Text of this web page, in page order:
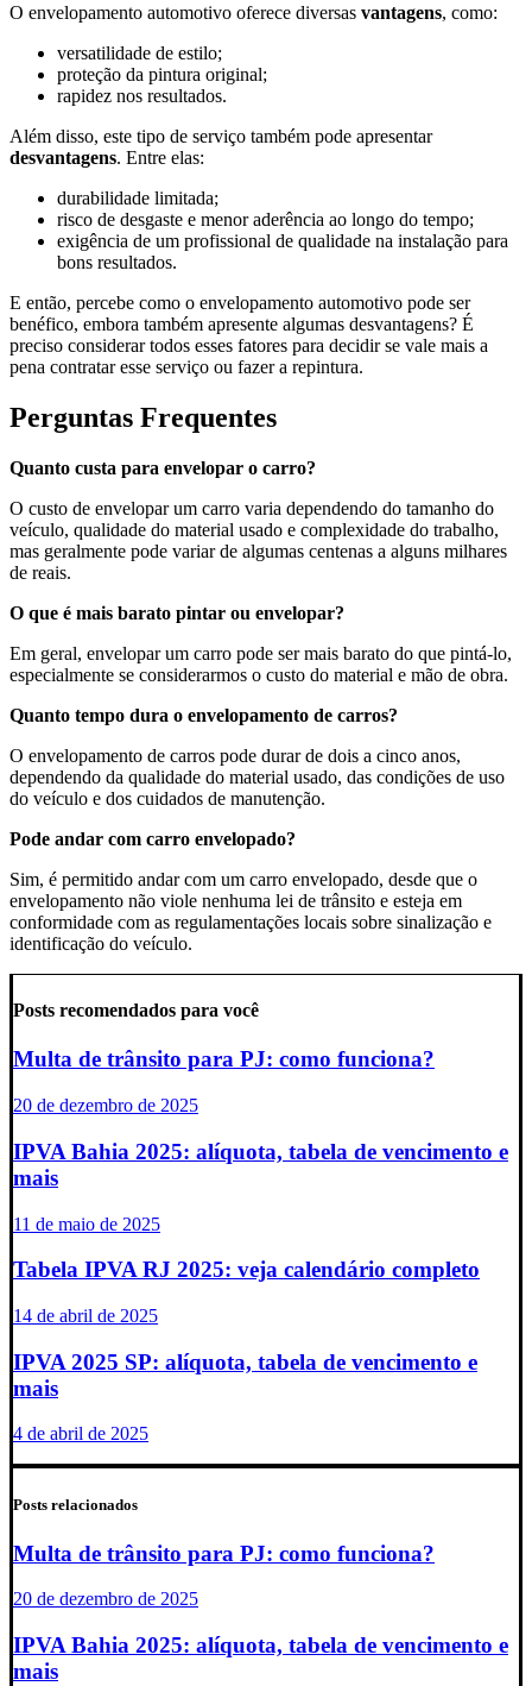
O envelopamento automotivo oferece diversas vantagens, como:
versatilidade de estilo;
proteção da pintura original;
rapidez nos resultados.
Além disso, este tipo de serviço também pode apresentar
desvantagens. Entre elas:
durabilidade limitada;
risco de desgaste e menor aderência ao longo do tempo;
exigência de um profissional de qualidade na instalação para
bons resultados.
E então, percebe como o envelopamento automotivo pode ser
benéfico, embora também apresente algumas desvantagens? É
preciso considerar todos esses fatores para decidir se vale mais a
pena contratar esse serviço ou fazer a repintura.
Perguntas Frequentes
Quanto custa para envelopar o carro?
O custo de envelopar um carro varia dependendo do tamanho do
veículo, qualidade do material usado e complexidade do trabalho,
mas geralmente pode variar de algumas centenas a alguns milhares
de reais.
O que é mais barato pintar ou envelopar?
Em geral, envelopar um carro pode ser mais barato do que pintá-lo,
especialmente se considerarmos o custo do material e mão de obra.
Quanto tempo dura o envelopamento de carros?
O envelopamento de carros pode durar de dois a cinco anos,
dependendo da qualidade do material usado, das condições de uso
do veículo e dos cuidados de manutenção.
Pode andar com carro envelopado?
Sim, é permitido andar com um carro envelopado, desde que o
envelopamento não viole nenhuma lei de trânsito e esteja em
conformidade com as regulamentações locais sobre sinalização e
identificação do veículo.
Posts recomendados para você
Multa de trânsito para PJ: como funciona?
20 de dezembro de 2025
IPVA Bahia 2025: alíquota, tabela de vencimento e
mais
11 de maio de 2025
Tabela IPVA RJ 2025: veja calendário completo
14 de abril de 2025
IPVA 2025 SP: alíquota, tabela de vencimento e
mais
4 de abril de 2025
Posts relacionados
Multa de trânsito para PJ: como funciona?
20 de dezembro de 2025
IPVA Bahia 2025: alíquota, tabela de vencimento e
mais